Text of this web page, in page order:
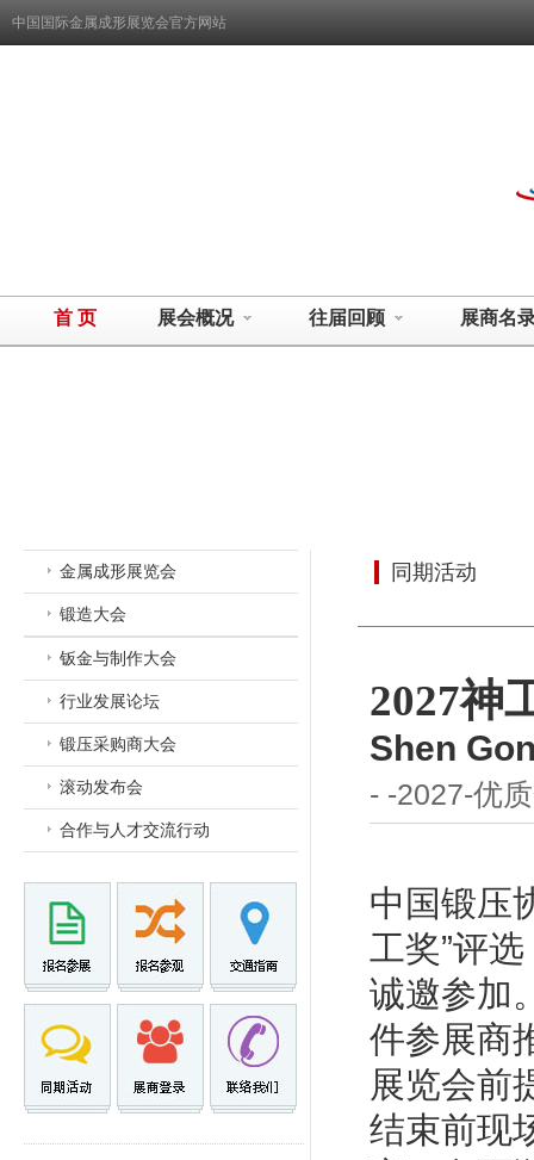
中国国际金属成形展览会官方网站
首 页 展会概况 往届回顾 展商名
金属成形展览会
锻造大会
钣金与制作大会
行业发展论坛
锻压采购商大会
滚动发布会
合作与人才交流行动
同期活动
2027神
Shen
- -2027-优
中国锻压
工奖”评
诚邀参加
件参展商
展览会前
结束前现